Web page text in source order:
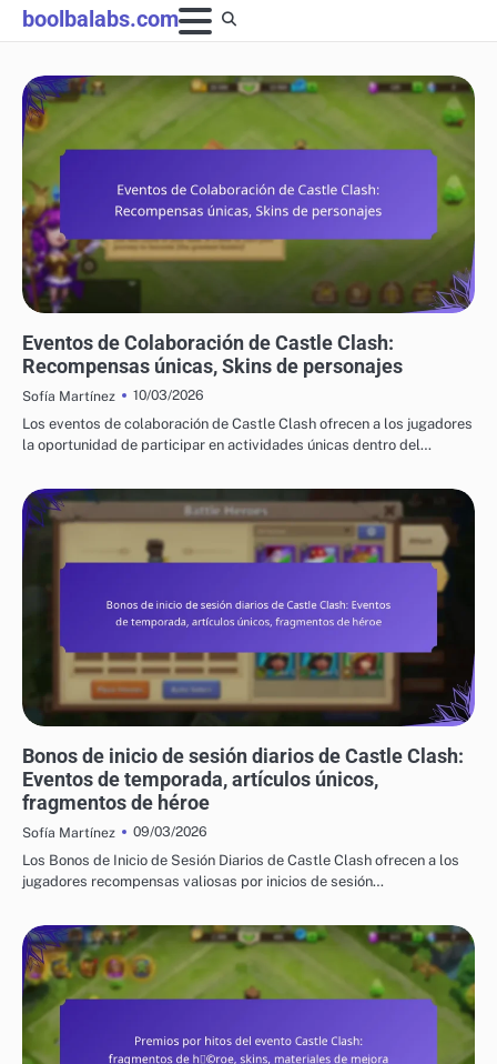
Skip
to
boolbalabs.com
Eventos de Colaboración de Castle Clash:
Recompensas únicas, Skins de personajes
Sofía Martínez
10/03/2026
Los eventos de colaboración de Castle Clash ofrecen a los jugadores
la oportunidad de participar en actividades únicas dentro del…
Bonos de inicio de sesión diarios de Castle Clash:
Eventos de temporada, artículos únicos,
fragmentos de héroe
Sofía Martínez
09/03/2026
Los Bonos de Inicio de Sesión Diarios de Castle Clash ofrecen a los
jugadores recompensas valiosas por inicios de sesión…